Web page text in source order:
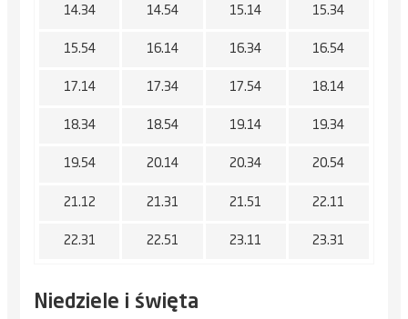
14.34 14.54 15.14 15.34
15.54 16.14 16.34 16.54
17.14 17.34 17.54 18.14
18.34 18.54 19.14 19.34
19.54 20.14 20.34 20.54
21.12 21.31 21.51 22.11
22.31 22.51 23.11 23.31
Niedziele i święta